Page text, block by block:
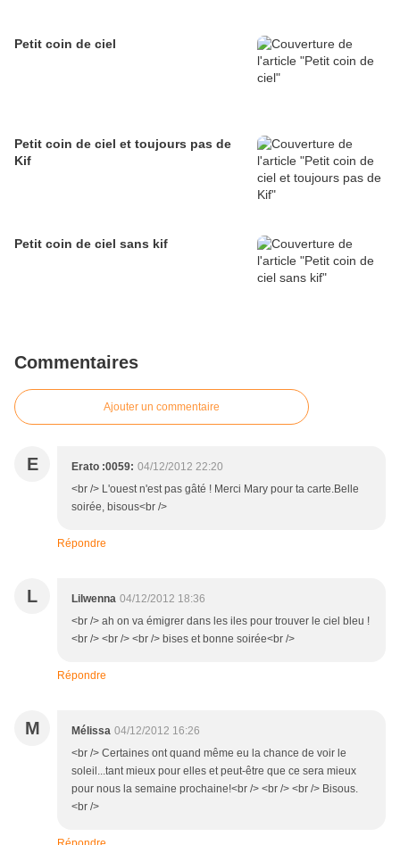
Petit coin de ciel
Petit coin de ciel et toujours pas de
Kif
Petit coin de ciel sans kif
Commentaires
Ajouter un commentaire
E Erato :0059: 04/12/2012 22:20
<br /> L'ouest n'est pas gâté ! Merci Mary pour ta carte.Belle
soirée, bisous<br />
Répondre
L Lilwenna 04/12/2012 18:36
<br /> ah on va émigrer dans les iles pour trouver le ciel bleu !
<br /> <br /> <br /> bises et bonne soirée<br />
Répondre
M Mélissa 04/12/2012 16:26
<br /> Certaines ont quand même eu la chance de voir le
soleil...tant mieux pour elles et peut-être que ce sera mieux
pour nous la semaine prochaine!<br /> <br /> <br /> Bisous.
<br />